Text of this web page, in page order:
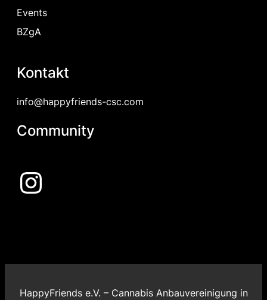
Events
BZgA
Kontakt
info@happyfriends-csc.com
Community
Instagram
HappyFriends e.V. – Cannabis Anbauvereinigung in